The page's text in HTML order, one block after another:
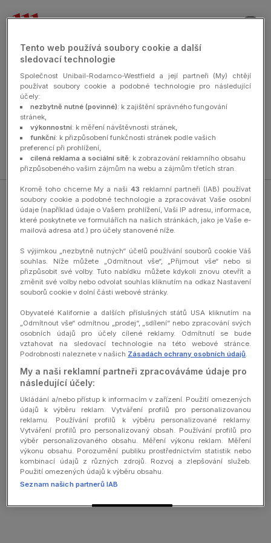
Byli jste odhlášeni a nebudete již od nás dostávat žádné zprávy.
breadCrumbHome
O Westfield
Cookies settings
Do not sell or share my personal information
copyright
Tento web používá soubory cookie a další
sledovací technologie
Společnost Unibail-Rodamco-Westfield a její partneři (My) chtějí
používat soubory cookie a podobné technologie pro následující
účely:
nezbytně nutné (povinné): k zajištění správného fungování
stránek,
výkonnostní: k měření návštěvnosti stránek,
funkční: k přizpůsobení funkčnosti stránek podle vašich
preferencí při prohlížení,
cílená reklama a sociální sítě: k zobrazování reklamního obsahu
přizpůsobeného vašim zájmům na webu a zájmům třetích stran.
Kromě toho chceme My a naši 43 reklamní partneři (IAB) používat
soubory cookie a podobné technologie a zpracovávat Vaše osobní
údaje (například údaje o Vašem prohlížení, Vaši IP adresu, informace,
které poskytnete ve formulářích na našich stránkách, jako je Vaše e-
mailová adresa atd.) pro účely stanovené níže.
S výjimkou „nezbytně nutných“ účelů používání souborů cookie Váš
souhlas. Níže můžete „Odmítnout vše“, „Přijmout vše“ nebo si
přizpůsobit své volby. Tuto nabídku můžete kdykoli znovu otevřít a
změnit své volby nebo odvolat souhlas kliknutím na odkaz Nastavení
souborů cookie v dolní části webové stránky.
Obyvatelé Kalifornie a dalších příslušných států USA kliknutím na
„Odmítnout vše“ odmítnou „prodej“, „sdílení“ nebo zpracování svých
osobních údajů pro účely cílené reklamy. Odmítnutí se bude
vztahovat na sledovací technologie na této webové stránce.
Podrobnosti naleznete v našich Zásadách ochrany osobních údajů.
My a naši reklamní partneři zpracováváme údaje pro
následující účely:
Ukládání a/nebo přístup k informacím v zařízení. Použití omezených
údajů k výběru reklam. Vytváření profilů pro personalizovanou
reklamu. Používání profilů k výběru personalizované reklamy.
Vytváření profilů pro personalizovaný obsah. Používání profilů pro
výběr personalizovaného obsahu. Měření výkonu reklam. Měření
výkonu obsahu. Porozumění publiku prostřednictvím statistik nebo
kombinací údajů z různých zdrojů. Rozvoj a zlepšování služeb.
Použití omezených údajů k výběru obsahu.
Seznam našich partnerů IAB